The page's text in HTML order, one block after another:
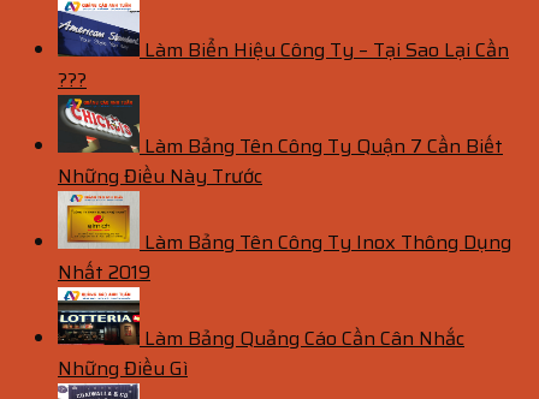
Làm Biển Hiệu Công Ty – Tại Sao Lại Cần
???
Làm Bảng Tên Công Ty Quận 7 Cần Biết
Những Điều Này Trước
Làm Bảng Tên Công Ty Inox Thông Dụng
Nhất 2019
Làm Bảng Quảng Cáo Cần Cân Nhắc
Những Điều Gì